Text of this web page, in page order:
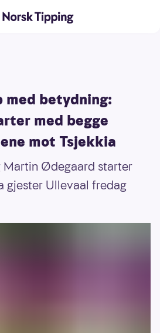
med betydning:
med begge
mot Tsjekkia
Martin Ødegaard starter
gjester Ullevaal fredag